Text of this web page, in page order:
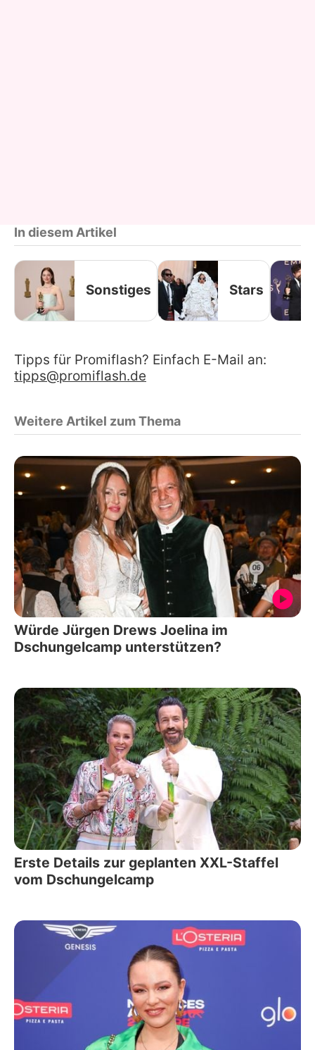
In diesem Artikel
Sonstiges Stars
Tipps für Promiflash? Einfach E-Mail an:
tipps@promiflash.de
Weitere Artikel zum Thema
Würde Jürgen Drews Joelina im
Dschungelcamp unterstützen?
Erste Details zur geplanten XXL-Staffel
vom Dschungelcamp